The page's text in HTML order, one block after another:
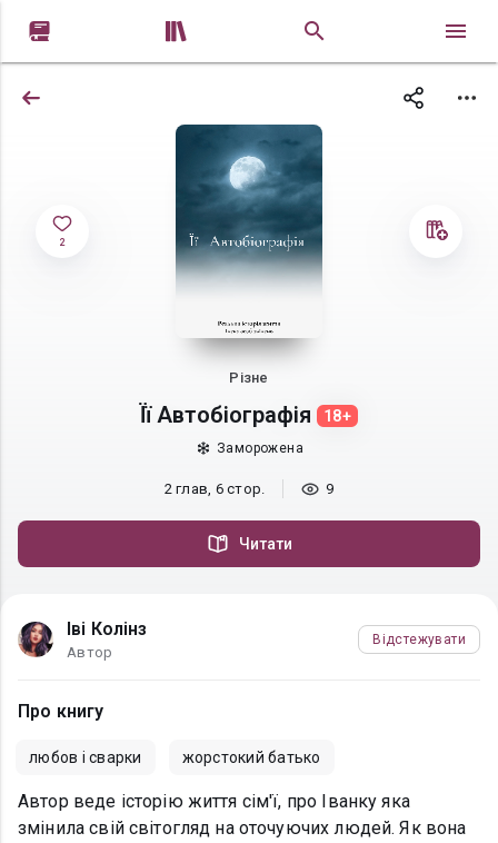
 
2
Різне
Її Автобіографія 18+
Заморожена
2 глав, 6 стор. 9
Читати
Іві Колінз
Автор
Відстежувати
Про книгу
любов і сварки жорстокий батько
Автор веде історію життя сім'ї, про Іванку яка
змінила свій світогляд на оточуючих людей. Як вона